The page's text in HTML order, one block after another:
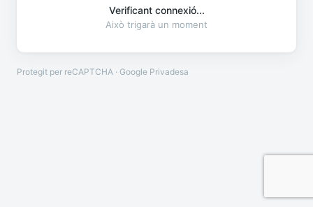
Verificant connexió...
Això trigarà un moment
Protegit per reCAPTCHA · Google Privadesa